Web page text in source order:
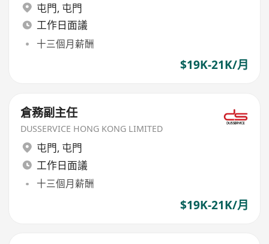
屯門, 屯門
工作日面議
十三個月薪酬
$19K-21K/月
倉務副主任
DUSSERVICE HONG KONG LIMITED
屯門, 屯門
工作日面議
十三個月薪酬
$19K-21K/月